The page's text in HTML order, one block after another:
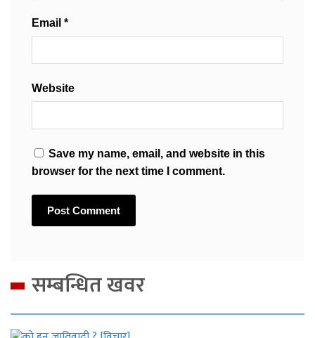
Email *
Website
Save my name, email, and website in this
browser for the next time I comment.
सम्बन्धित खवर